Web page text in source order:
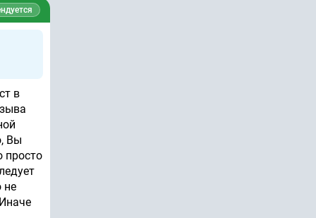
в
Вы
просто
не